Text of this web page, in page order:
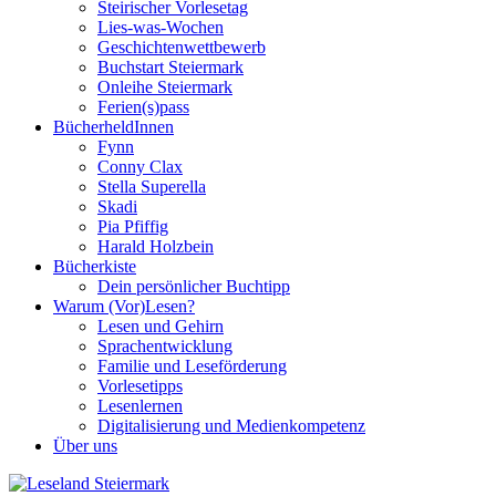
Steirischer Vorlesetag
Lies-was-Wochen
Geschichtenwettbewerb
Buchstart Steiermark
Onleihe Steiermark
Ferien(s)pass
BücherheldInnen
Fynn
Conny Clax
Stella Superella
Skadi
Pia Pfiffig
Harald Holzbein
Bücherkiste
Dein persönlicher Buchtipp
Warum (Vor)Lesen?
Lesen und Gehirn
Sprachentwicklung
Familie und Leseförderung
Vorlesetipps
Lesenlernen
Digitalisierung und Medienkompetenz
Über uns